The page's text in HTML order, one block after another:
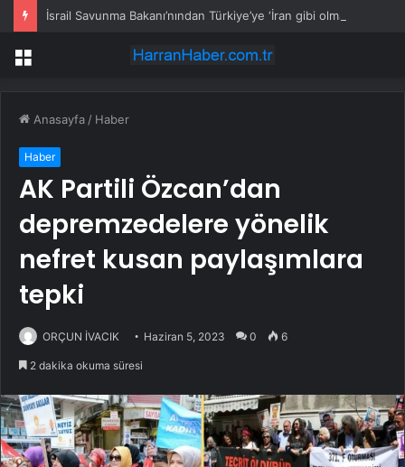
Menü
Anasayfa / Haber
Haber
AK Partili Özcan’dan
depremzedelere yönelik
nefret kusan paylaşımlara
tepki
ORÇUN İVACIK Haziran 5, 2023 0 6
2 dakika okuma süresi